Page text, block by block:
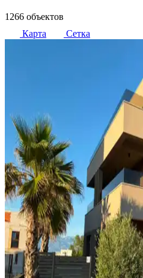
1266 объектов
Карта
Сетка